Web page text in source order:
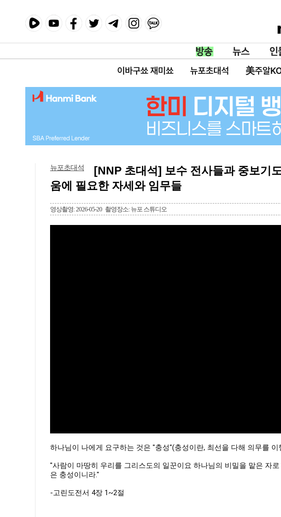
이바구쑈 재미쑈 뉴포초대석 美주알
뉴포초대석
[NNP 초대석] 보수 전사들과 중보기
움에 필요한 자세와 임무들
영상촬영: 2026-05-20 촬영장소: 뉴포 스튜디오
하나님이 나에게 요구하는 것은 "충성"(충성이란, 최선을 다해 의무를 이
"사람이 마땅히 우리를 그리스도의 일꾼이요 하나님의 비밀을 맡은 자
은 충성이니라."
-고린도전서 4장 1~2절